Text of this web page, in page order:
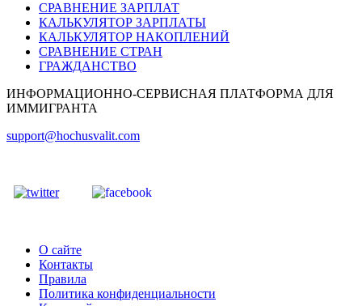
СРАВНЕНИЕ ЗАРПЛАТ
КАЛЬКУЛЯТОР ЗАРПЛАТЫ
КАЛЬКУЛЯТОР НАКОПЛЕНИЙ
СРАВНЕНИЕ СТРАН
ГРАЖДАНСТВО
ИНФОРМАЦИОННО-СЕРВИСНАЯ ПЛАТФОРМА ДЛЯ
ИММИГРАНТА
support@hochusvalit.com
О сайте
Контакты
Правила
Политика конфиденциальности